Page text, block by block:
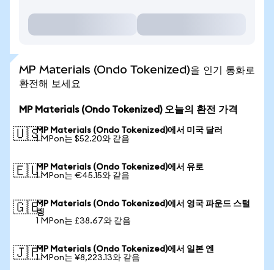
MP Materials (Ondo Tokenized)을 인기 통화로
환전해 보세요
MP Materials (Ondo Tokenized) 오늘의 환전 가격
🇺🇸MP Materials (Ondo Tokenized)에서 미국 달러
1 MPon는 $52.20와 같음
🇪🇺MP Materials (Ondo Tokenized)에서 유로
1 MPon는 €45.15와 같음
🇬🇧MP Materials (Ondo Tokenized)에서 영국 파운드 스털
링
1 MPon는 £38.67와 같음
🇯🇵MP Materials (Ondo Tokenized)에서 일본 엔
1 MPon는 ¥8,223.13와 같음